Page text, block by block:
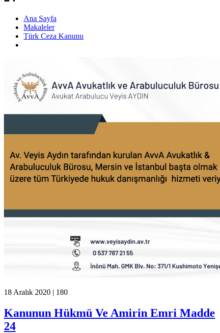
Ana Sayfa
Makaleler
Türk Ceza Kanunu
18 Aralık 2020 | 180
Kanunun Hükmü Ve Amirin Emri Madde
24